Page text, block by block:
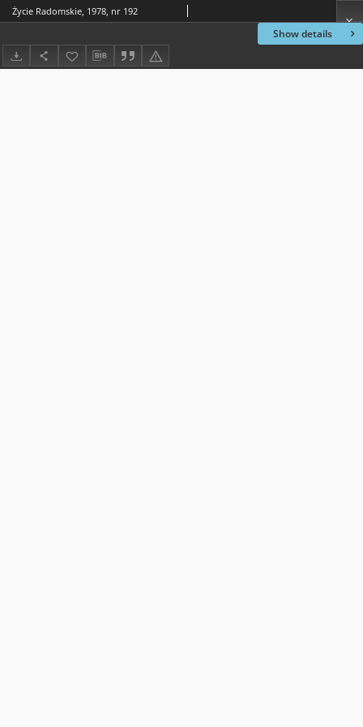
Show details
Życie Radomskie, 1978, nr 192